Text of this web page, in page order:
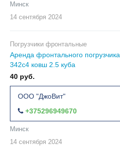
Минск
14 сентября 2024
Погрузчики фронтальные
Аренда фронтального
342c4 ковш 2.5 куба
40 руб.
ООО "ДжоВит"
+375296949670
Минск
14 сентября 2024